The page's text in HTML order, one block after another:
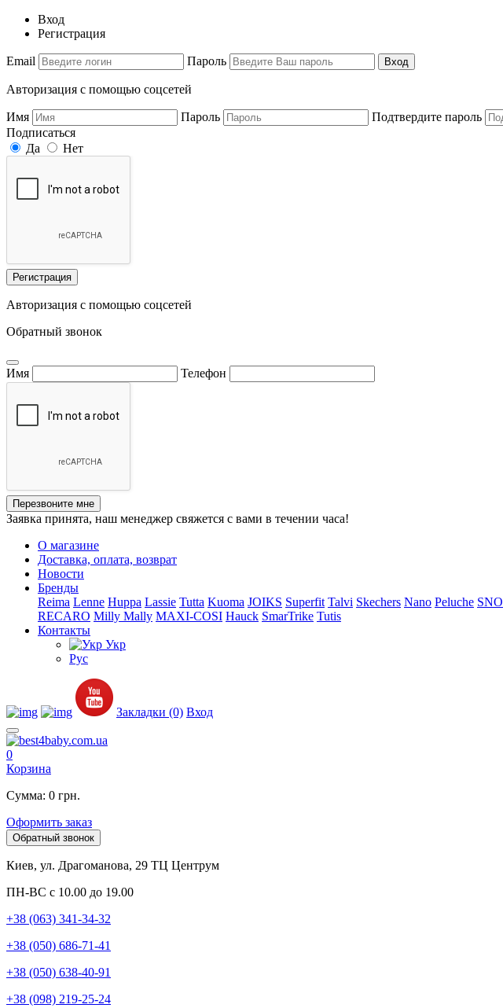
Вход
Регистрация
Email Пароль Вход
Авторизация с помощью соцсетей
Имя Пароль Подтвердите пароль
Подписаться
Да
Нет
Регистрация
Авторизация с помощью соцсетей
Обратный звонок
Имя Телефон
Перезвоните мне
Заявка принята, наш менеджер свяжется с вами в течении часа!
О магазине
Доставка, оплата, возврат
Новости
Бренды
Reima Lenne Huppa Lassie Tutta Kuoma JOIKS Superfit Talvi Skechers Nano Peluche SNO
RECARO Milly Mally MAXI-COSI Hauck SmarTrike Tutis
Контакты
Укр
Рус
Закладки (0) Вход
0
Корзина
Сумма: 0 грн.
Оформить заказ
Обратный звонок
Киев, ул. Драгоманова, 29 ТЦ Центрум
ПН-ВС с 10.00 до 19.00
+38 (063) 341-34-32
+38 (050) 686-71-41
+38 (050) 638-40-91
+38 (098) 219-25-24